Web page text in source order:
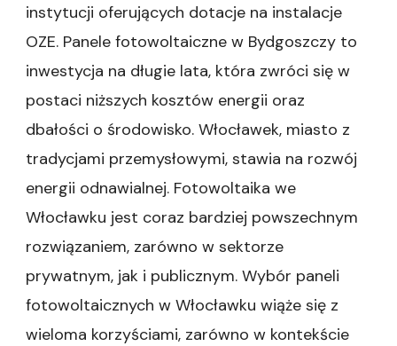
instytucji oferujących dotacje na instalacje
OZE. Panele fotowoltaiczne w Bydgoszczy to
inwestycja na długie lata, która zwróci się w
postaci niższych kosztów energii oraz
dbałości o środowisko. Włocławek, miasto z
tradycjami przemysłowymi, stawia na rozwój
energii odnawialnej. Fotowoltaika we
Włocławku jest coraz bardziej powszechnym
rozwiązaniem, zarówno w sektorze
prywatnym, jak i publicznym. Wybór paneli
fotowoltaicznych w Włocławku wiąże się z
wieloma korzyściami, zarówno w kontekście